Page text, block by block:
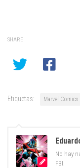
SHARE
Etiquetas: Marvel Comics
No hay
FBI.